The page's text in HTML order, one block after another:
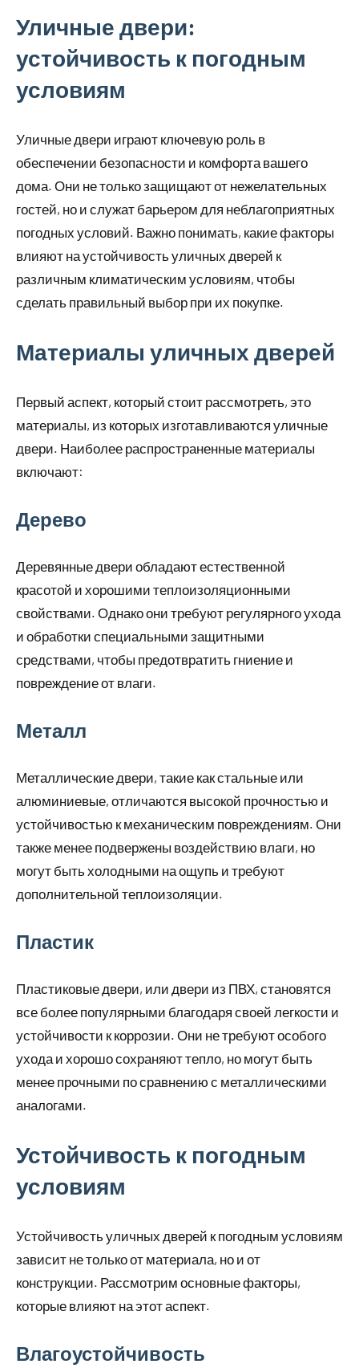
Уличные двери:
устойчивость к погодным
условиям
Уличные двери играют ключевую роль в
обеспечении безопасности и комфорта вашего
дома. Они не только защищают от нежелательных
гостей, но и служат барьером для неблагоприятных
погодных условий. Важно понимать, какие факторы
влияют на устойчивость уличных дверей к
различным климатическим условиям, чтобы
сделать правильный выбор при их покупке.
Материалы уличных дверей
Первый аспект, который стоит рассмотреть, это
материалы, из которых изготавливаются уличные
двери. Наиболее распространенные материалы
включают:
Дерево
Деревянные двери обладают естественной
красотой и хорошими теплоизоляционными
свойствами. Однако они требуют регулярного ухода
и обработки специальными защитными
средствами, чтобы предотвратить гниение и
повреждение от влаги.
Металл
Металлические двери, такие как стальные или
алюминиевые, отличаются высокой прочностью и
устойчивостью к механическим повреждениям. Они
также менее подвержены воздействию влаги, но
могут быть холодными на ощупь и требуют
дополнительной теплоизоляции.
Пластик
Пластиковые двери, или двери из ПВХ, становятся
все более популярными благодаря своей легкости и
устойчивости к коррозии. Они не требуют особого
ухода и хорошо сохраняют тепло, но могут быть
менее прочными по сравнению с металлическими
аналогами.
Устойчивость к погодным
условиям
Устойчивость уличных дверей к погодным условиям
зависит не только от материала, но и от
конструкции. Рассмотрим основные факторы,
которые влияют на этот аспект.
Влагоустойчивость